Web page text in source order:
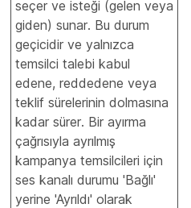
seçer ve isteği (gelen veya
giden) sunar. Bu durum
geçicidir ve yalnızca
temsilci talebi kabul
edene, reddedene veya
teklif sürelerinin dolmasına
kadar sürer. Bir ayırma
çağrısıyla ayrılmış
kampanya temsilcileri için
ses kanalı durumu 'Bağlı'
yerine 'Ayrıldı' olarak